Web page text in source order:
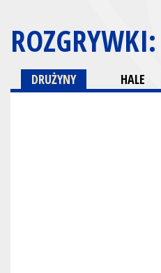
ROZGRYWKI:
DRUŻYNY HALE